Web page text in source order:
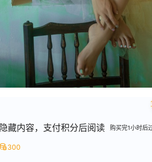
隐藏内容，支付积分后阅读 购买完1小时后
300